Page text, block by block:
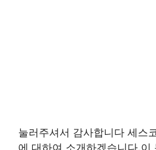
눌러주셔서 감사합니다 세스
에 대하여 소개하겠습니다.이